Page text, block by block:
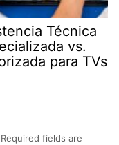
Técnica
vs.
para TVs
Required fields are